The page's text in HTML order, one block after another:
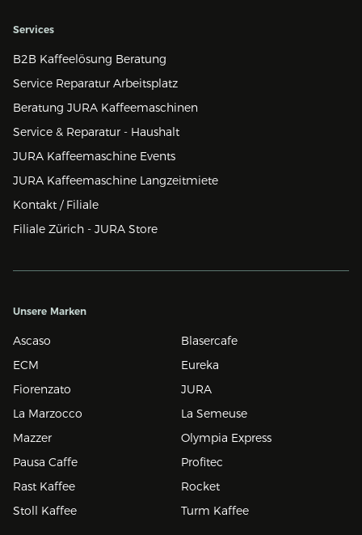
Services
B2B Kaffeelösung Beratung
Service Reparatur Arbeitsplatz
Beratung JURA Kaffeemaschinen
Service & Reparatur - Haushalt
JURA Kaffeemaschine Events
JURA Kaffeemaschine Langzeitmiete
Kontakt / Filiale
Filiale Zürich - JURA Store
Unsere Marken
Ascaso
Blasercafe
ECM
Eureka
Fiorenzato
JURA
La Marzocco
La Semeuse
Mazzer
Olympia Express
Pausa Caffe
Profitec
Rast Kaffee
Rocket
Stoll Kaffee
Turm Kaffee